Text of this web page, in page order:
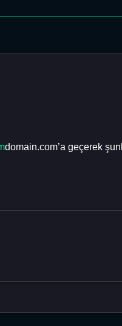
domain.com’a geçerek